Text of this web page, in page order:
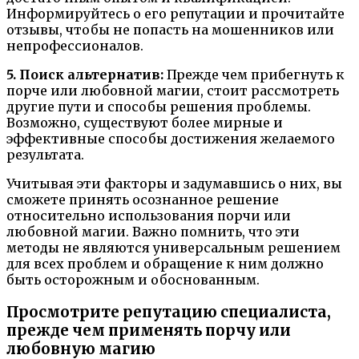
Информируйтесь о его репутации и прочитайте
отзывы, чтобы не попасть на мошенников или
непрофессионалов.
5. Поиск альтернатив: Прежде чем прибегнуть к
порче или любовной магии, стоит рассмотреть
другие пути и способы решения проблемы.
Возможно, существуют более мирные и
эффективные способы достижения желаемого
результата.
Учитывая эти факторы и задумавшись о них, вы
сможете принять осознанное решение
относительно использования порчи или
любовной магии. Важно помнить, что эти
методы не являются универсальным решением
для всех проблем и обращение к ним должно
быть осторожным и обоснованным.
Просмотрите репутацию специалиста,
прежде чем применять порчу или
любовную магию